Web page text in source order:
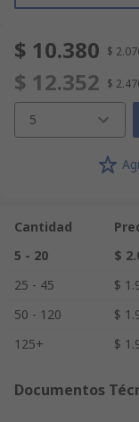
$ 10.380 $
$ 12.352 $
5
Cantidad
5 - 20
$
25 - 45
$
50 - 120
$
125+
$
Documentos